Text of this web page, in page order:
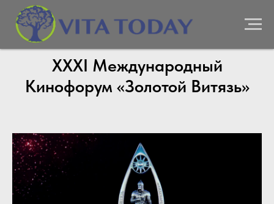
XXXI Международный
Кинофорум «Золотой Витязь»